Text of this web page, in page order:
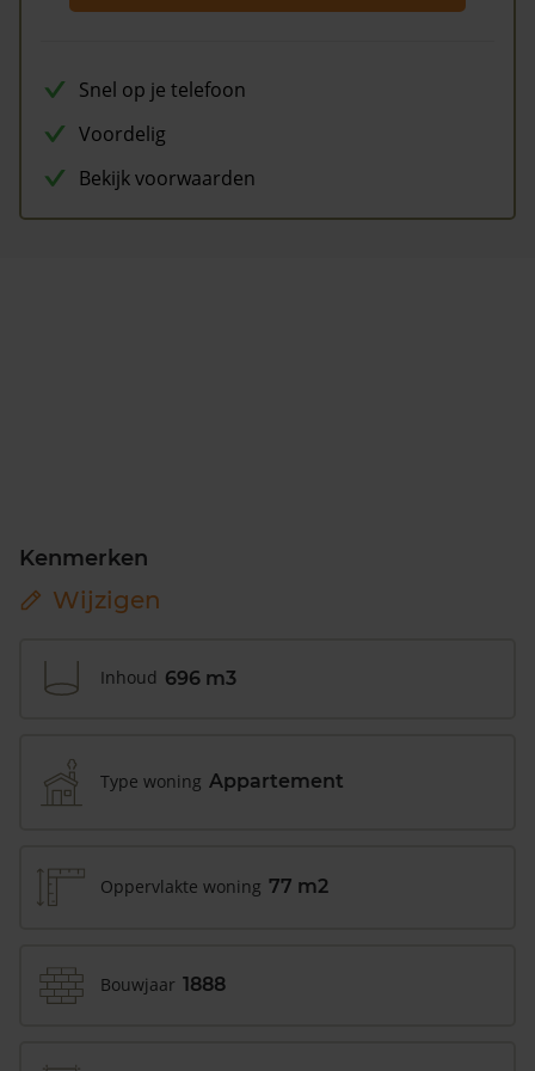
Snel op je telefoon
Voordelig
Bekijk voorwaarden
Kenmerken
Wijzigen
Inhoud 696 m3
Type woning Appartement
Oppervlakte woning 77 m2
Bouwjaar 1888